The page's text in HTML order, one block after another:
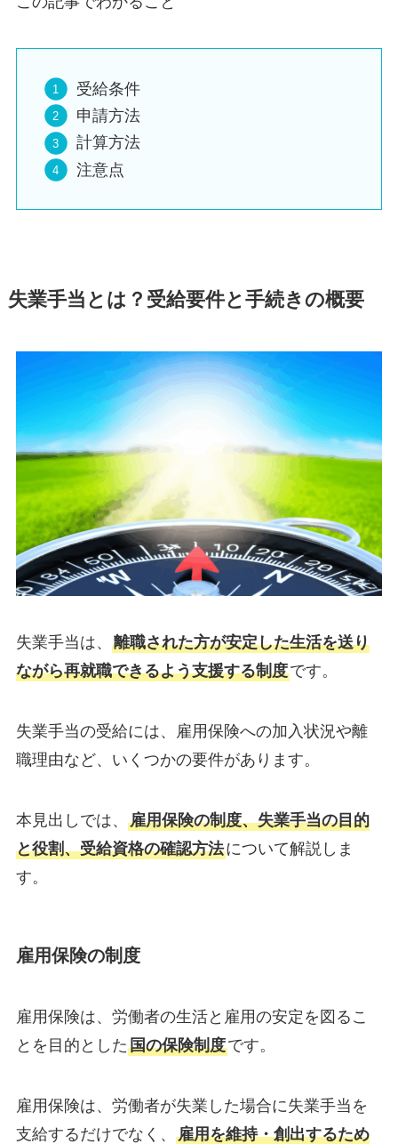
受給条件
申請方法
計算方法
注意点
失業手当とは？受給要件と手続きの概要
失業手当は、 離職された方が安定した生活を送り
ながら再就職できるよう支援する制度です。
失業手当の受給には、雇用保険への加入状況や離
職理由など、いくつかの要件があります。
本見出しでは、 雇用保険の制度、失業手当の目的
と役割、受給資格の確認方法について解説しま
す。
雇用保険の制度
雇用保険は、労働者の生活と雇用の安定を図るこ
とを目的とした国の保険制度です。
雇用保険は、労働者が失業した場合に失業手当を
支給するだけでなく、 雇用を維持・創出するため